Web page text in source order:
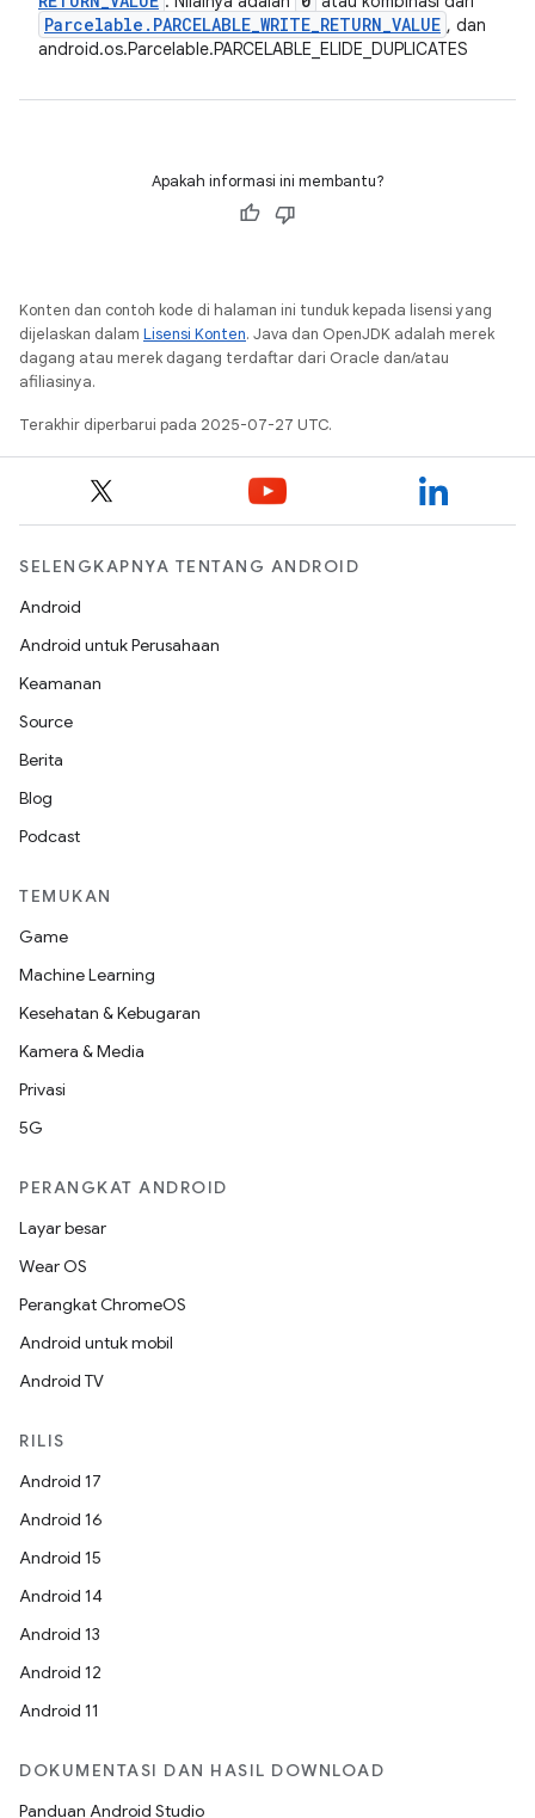
Parcelable . PARCELABLE_WRITE_RETURN_VALUE , dan
android.os.Parcelable.PARCELABLE_ELIDE_DUPLICATES
Apakah informasi ini membantu?
Konten dan contoh kode di halaman ini tunduk kepada lisensi yang
dijelaskan dalam Lisensi Konten. Java dan OpenJDK adalah merek
dagang atau merek dagang terdaftar dari Oracle dan/atau
afiliasinya.
Terakhir diperbarui pada 2025-07-27 UTC.
SELENGKAPNYA TENTANG ANDROID
Android
Android untuk Perusahaan
Keamanan
Source
Berita
Blog
Podcast
TEMUKAN
Game
Machine Learning
Kesehatan & Kebugaran
Kamera & Media
Privasi
5G
PERANGKAT ANDROID
Layar besar
Wear OS
Perangkat ChromeOS
Android untuk mobil
Android TV
RILIS
Android 17
Android 16
Android 15
Android 14
Android 13
Android 12
Android 11
DOKUMENTASI DAN HASIL DOWNLOAD
Panduan Android Studio